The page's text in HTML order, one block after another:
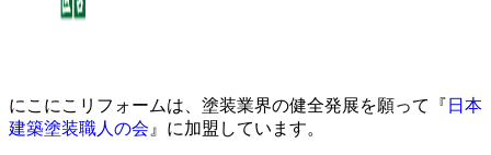
にこにこリフォームは、塗装業界の健全発展を願って『 日本
建築塗装職人の会 』に加盟しています。